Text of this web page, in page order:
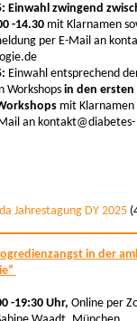
Einwahl zwingend
-14.30 mit Klarnamen
per E-Mail an
Einwahl entsprechend
Workshopsin den ersten
mit Klarnamen
an kontakt@diabetes-
Jahrestagung DY 2025
in der
-19:30 Uhr, Online per